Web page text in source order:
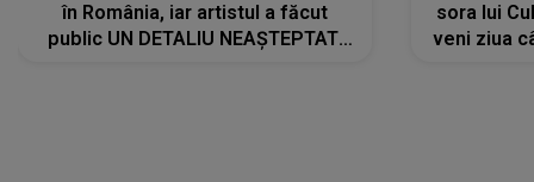
în România, iar artistul a făcut
public UN DETALIU NEAȘTEPTAT:
sora lui
veni ziua